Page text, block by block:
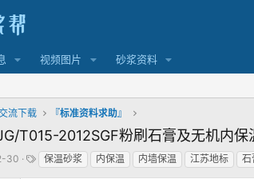
视频图片 砂浆资料
流下载 『标准资料求助』
T015-2012SGF粉刷石膏及无机内保
30
标保温砂浆 内保温 内墙保温 江苏地标 石